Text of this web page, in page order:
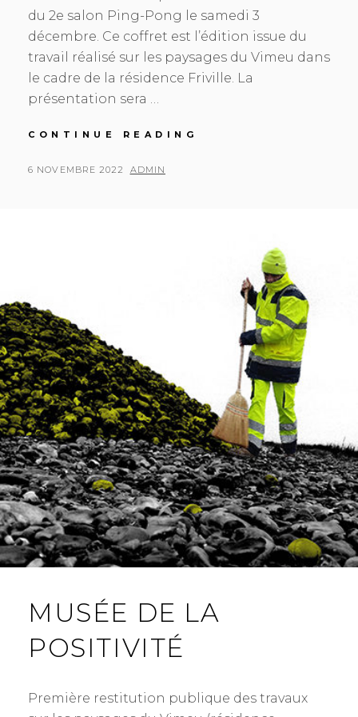
du 2e salon Ping-Pong le samedi 3
décembre. Ce coffret est l’édition issue du
travail réalisé sur les paysages du Vimeu dans
le cadre de la résidence Friville. La
présentation sera …
CONTINUE READING
POSTED
6 NOVEMBRE 2022 BY
ADMIN
MUSÉE DE LA
POSITIVITÉ
Première restitution publique des travaux